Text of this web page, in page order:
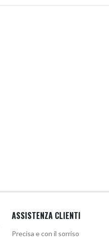
ASSISTENZA CLIENTI
Precisa e con il sorriso